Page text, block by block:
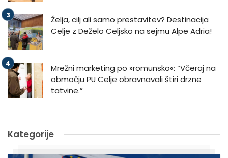
Želja, cilj ali samo prestavitev? Destinacija
Celje z Deželo Celjsko na sejmu Alpe Adria!
Mrežni marketing po »romunsko«: “Včeraj na
območju PU Celje obravnavali štiri drzne
tatvine.”
Kategorije